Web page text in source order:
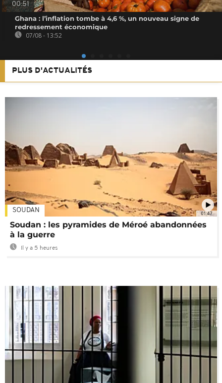
00:51
Ghana : l’inflation tombe à 4,6 %, un nouveau signe de
redressement économique
07/08 - 13:52
PLUS D'ACTUALITÉS
01:47
SOUDAN
Soudan : les pyramides de Méroé abandonnées
à la guerre
Il y a 5 heures